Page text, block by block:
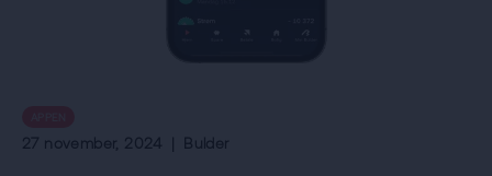
27 november, 2024 | Bulder